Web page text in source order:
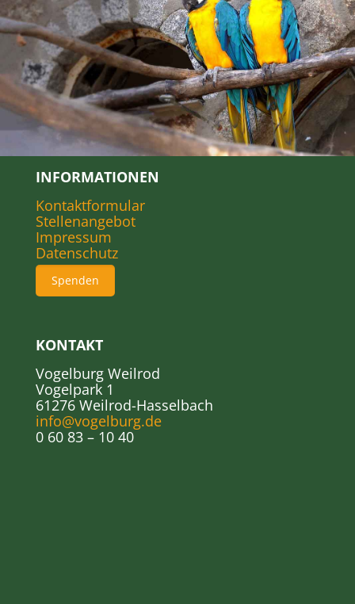
INFORMATIONEN
Kontaktformular
Stellenangebot
Impressum
Datenschutz
Spenden
KONTAKT
Vogelburg Weilrod
Vogelpark 1
61276 Weilrod-Hasselbach
info@vogelburg.de
0 60 83 – 10 40